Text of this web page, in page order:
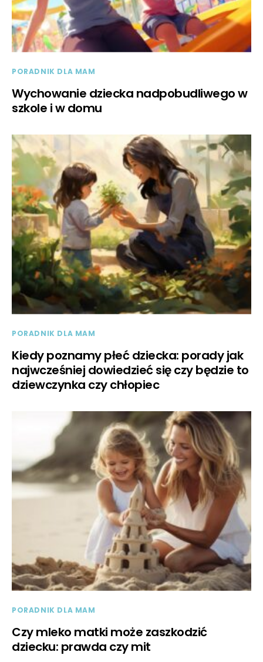
PORADNIK DLA MAM
Wychowanie dziecka nadpobudliwego w
szkole i w domu
PORADNIK DLA MAM
Kiedy poznamy płeć dziecka: porady jak
najwcześniej dowiedzieć się czy będzie to
dziewczynka czy chłopiec
PORADNIK DLA MAM
Czy mleko matki może zaszkodzić
dziecku: prawda czy mit